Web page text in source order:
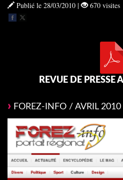
Publié le 28/03/2010 | 670 visites
REVUE DE
FOREZ-INFO / AVRIL 2010